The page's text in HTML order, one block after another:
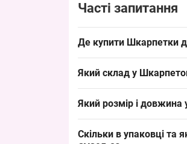
Часті запитання
Де купити Шкарпетки
зручний для викладки та
Який склад у
універсальною для
Який розмір і довжина
попит на дитячі
Скільки в упаковці та